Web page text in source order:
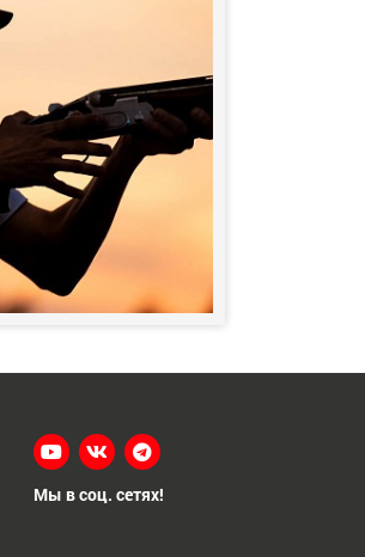
Мы в соц. сетях!